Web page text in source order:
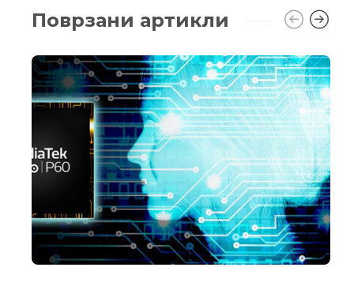
Поврзани артикли